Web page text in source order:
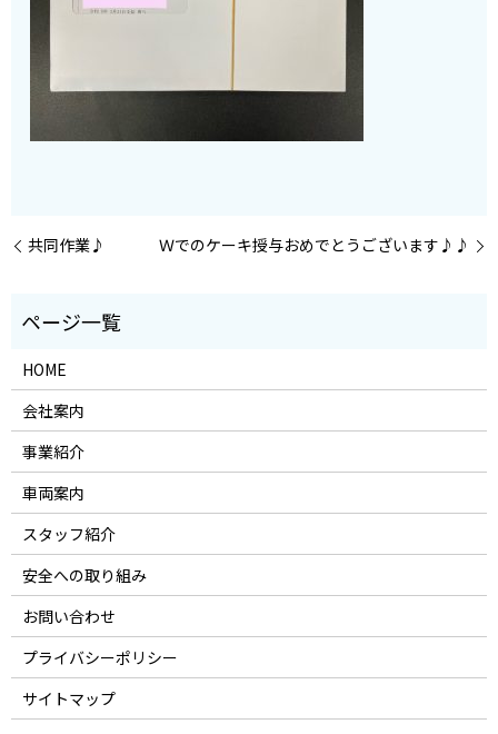
共同作業♪ Ｗでのケーキ授与おめでとうございます♪♪
HOME
会社案内
事業紹介
車両案内
スタッフ紹介
安全への取り組み
お問い合わせ
プライバシーポリシー
サイトマップ